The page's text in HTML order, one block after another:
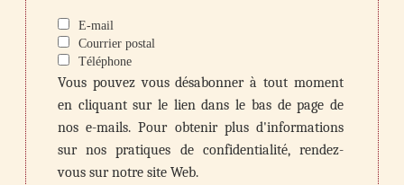
E-mail
Courrier postal
Téléphone
Vous pouvez vous désabonner à tout moment
en cliquant sur le lien dans le bas de page de
nos e-mails. Pour obtenir plus d'informations
sur nos pratiques de confidentialité, rendez-
vous sur notre site Web.